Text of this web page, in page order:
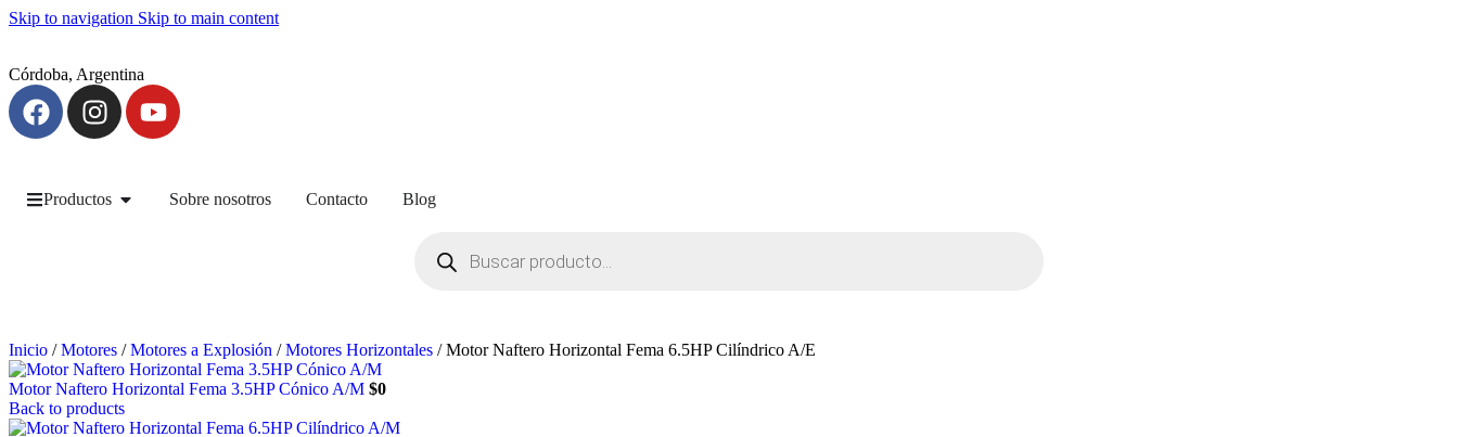
Skip to navigation Skip to main content
Córdoba, Argentina
Productos Sobre nosotros Contacto Blog
Inicio / Motores / Motores a Explosión / Motores Horizontales / Motor Naftero Horizontal Fema 6.5HP Cilíndrico A/E
Motor Naftero Horizontal Fema 3.5HP Cónico A/M $0
Back to products